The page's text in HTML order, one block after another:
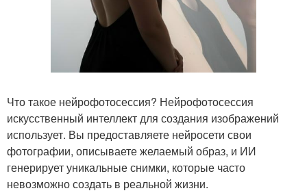
Что такое нейрофотосессия? Нейрофотосессия
искусственный интеллект для создания изображений
использует. Вы предоставляете нейросети свои
фотографии, описываете желаемый образ, и ИИ
генерирует уникальные снимки, которые часто
невозможно создать в реальной жизни.